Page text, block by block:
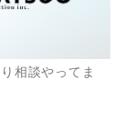
相談やってま